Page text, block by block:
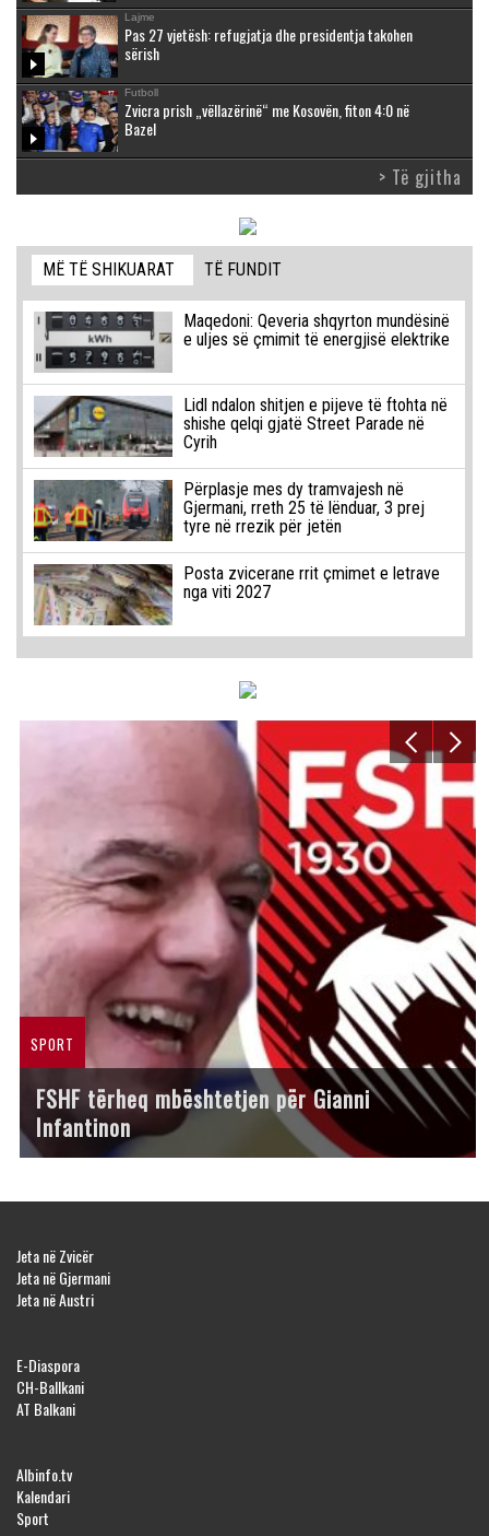
Lajme
Pas 27 vjetësh: refugjatja dhe presidentja takohen
sërish
Futboll
Zvicra prish „vëllazërinë“ me Kosovën, fiton 4:0 në
Bazel
> Të gjitha
MË TË SHIKUARAT TË FUNDIT
Maqedoni: Qeveria shqyrton mundësinë
e uljes së çmimit të energjisë elektrike
Lidl ndalon shitjen e pijeve të ftohta në
shishe qelqi gjatë Street Parade në
Cyrih
Përplasje mes dy tramvajesh në
Gjermani, rreth 25 të lënduar, 3 prej
tyre në rrezik për jetën
Posta zvicerane rrit çmimet e letrave
nga viti 2027
SPORT
FSHF tërheq mbështetjen për Gianni
Infantinon
Jeta në Zvicër
Jeta në Gjermani
Jeta në Austri
E-Diaspora
CH-Ballkani
AT Balkani
Albinfo.tv
Kalendari
Sport